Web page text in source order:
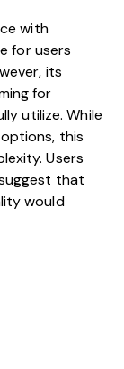
with
for users
its
for
utilize. While
this
Users
that
would